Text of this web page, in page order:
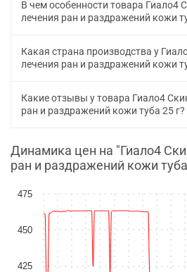
В чем особенности товара Гиало4
лечения ран и раздражений кожи
Какая страна производства у
лечения ран и раздражений кожи
Какие отзывы у товара Гиало4
ран и раздражений кожи туба 25 г?
Динамика цен на "Гиало4
ран и раздражений кожи
425
450
475